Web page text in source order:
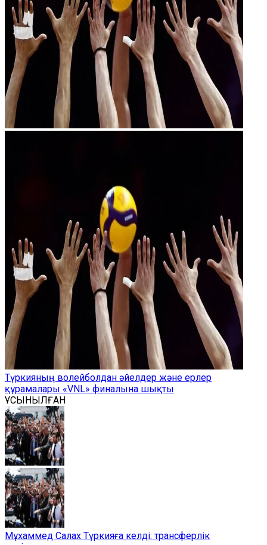
Түркияның волейболдан әйелдер және ерлер
құрамалары «VNL» финалына шықты
ҰСЫНЫЛҒАН
Мұхаммед Салах Түркияға келді: трансферлік